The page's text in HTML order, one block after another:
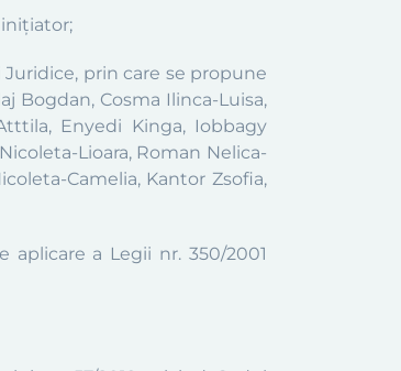
prin care se propune
Bogdan, Cosma Ilinca-Luisa,
Enyedi Kinga, Iobbagy
Lioara, Roman Nelica-
Camelia, Kantor Zsofia,
aplicare a Legii nr. 350/2001